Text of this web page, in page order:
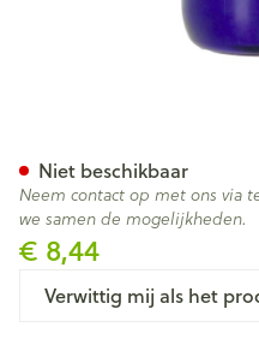
€ 8,44
Verwittig mij als het
Niet beschikbaar
Neem contact op met ons via
we samen de mogelijkheden.